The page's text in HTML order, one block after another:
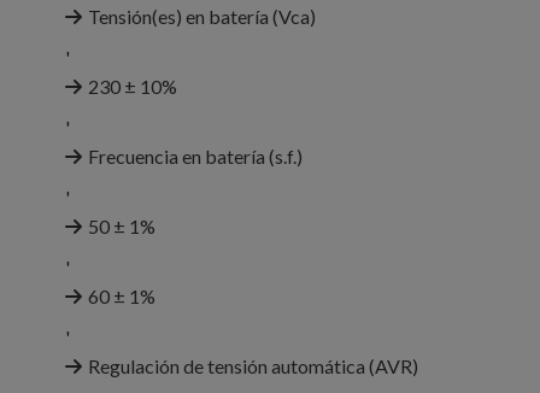
Tensión(es) en batería (Vca)
'
230 ± 10%
'
Frecuencia en batería (s.f.)
'
50 ± 1%
'
60 ± 1%
'
Regulación de tensión automática (AVR)